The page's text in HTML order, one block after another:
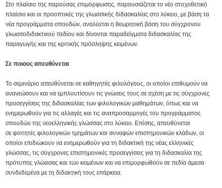
Στο πλαίσιο της παρούσας επιμόρφωσης, παρουσιάζεται το νέο στοχοθετικό
πλαίσιο και οι προοπτικές της γλωσσικής διδασκαλίας στο λύκειο, με βάση τα
νέα προγράμματα σπουδών, αναλύεται η θεωρητική βάση του σύγχρονου
γλωσσοδιδακτικού πεδίου και δίνονται παραδείγματα διδασκαλίας της
παραγωγής και της κριτικής πρόσληψης κειμένων.
Σε ποιους απευθύνεται
Το σεμινάριο απευθύνεται σε καθηγητές φιλολόγους, οι οποίοι επιθυμούν να
ανανεώσουν και να εμπλουτίσουν τις γνώσεις τους σε σχέση με τις σύγχρονες
προσεγγίσεις της διδασκαλίας των φιλολογικών μαθημάτων, όπως και να
ενημερωθούν για τις αλλαγές και τις αναπροσαρμογές του προγράμματος
σπουδών της νεοελληνικής γλώσσας στο λύκειο. Επίσης, απευθύνεται
σε φοιτητές φιλολογικών τμημάτων και συναφών επιστημονικών κλάδων, οι
οποίοι επιδιώκουν να ενημερωθούν για τη διδακτική της νέας ελληνικές
γλώσσας, τις σύγχρονες επιστημονικές προσεγγίσεις για τη διδασκαλία της
πρότυπης γλώσσας και των κειμένων και να επιμορφωθούν σε πεδία άμεσα
συνδεδεμένα με τη διδακτική τους επάρκεια.